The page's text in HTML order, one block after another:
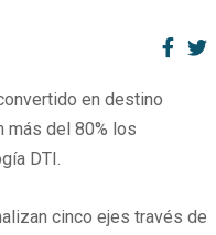
en destino
más del 80% los
DTI.
cinco ejes través de